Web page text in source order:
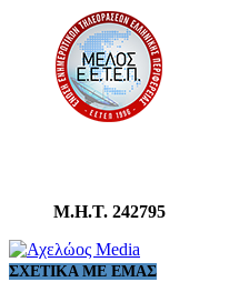
Μ.Η.Τ. 242795
ΣΧΕΤΙΚΆ ΜΕ ΕΜΆΣ